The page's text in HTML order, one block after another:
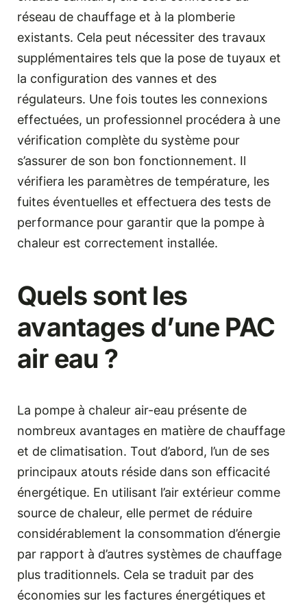
réseau de chauffage et à la plomberie
existants. Cela peut nécessiter des travaux
supplémentaires tels que la pose de tuyaux et
la configuration des vannes et des
régulateurs. Une fois toutes les connexions
effectuées, un professionnel procédera à une
vérification complète du système pour
s’assurer de son bon fonctionnement. Il
vérifiera les paramètres de température, les
fuites éventuelles et effectuera des tests de
performance pour garantir que la pompe à
chaleur est correctement installée.
Quels sont les
avantages d’une PAC
air eau ?
La pompe à chaleur air-eau présente de
nombreux avantages en matière de chauffage
et de climatisation. Tout d’abord, l’un de ses
principaux atouts réside dans son efficacité
énergétique. En utilisant l’air extérieur comme
source de chaleur, elle permet de réduire
considérablement la consommation d’énergie
par rapport à d’autres systèmes de chauffage
plus traditionnels. Cela se traduit par des
économies sur les factures énergétiques et